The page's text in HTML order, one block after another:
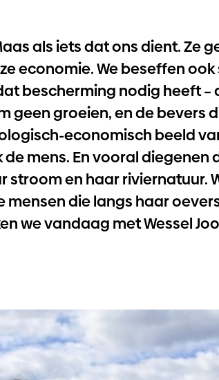
als iets dat ons dient. Ze
economie. We beseffen
bescherming nodig heeft –
geen groeien, en de bevers
economisch beeld
de mens. En vooral
stroom en haar riviernatuur.
mensen die langs haar
we vandaag met Wessel